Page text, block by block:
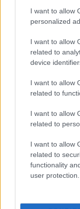
I want to allow
personalized
I want to allow
related to
device
I want to allow
related to
I want to allow
related to
I want to allow
related to
functionality
user protection.
του OPEN το
φαρμακεία
Έτσιγονείς,